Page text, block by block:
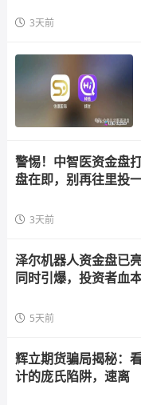
3天前
警惕！中智医资金盘
盘在即，别再往里投
3天前
泽尔机器人资金盘已
同时引爆，投资者血
5天前
辉立期货骗局揭秘：
计的庞氏陷阱，速离